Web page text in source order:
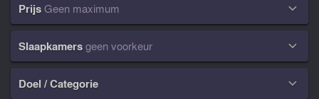
PrijsGeen maximum 
Slaapkamersgeen voorkeur 
Doel / Categorie 